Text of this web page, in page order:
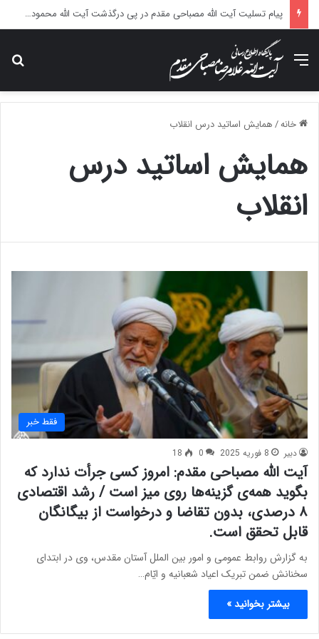
پیام تسلیت آیت الله مصباحی مقدم در پی درگذشت آیت الله محمودی گلپایگانی
منو
خانه/همایش اساتید درس انقلاب
همایش اساتید درس
انقلاب
فقط خبر
دبیر 8 فوریه 2025 0
18
آیت الله مصباحی مقدم: امروز کسی جرأت ندارد که
بگوید همه‌ی گزینه‌ها روی میز است / رشد اقتصادی
۸ درصدی، بدون تقاضا و درخواست از بیگانگان
قابل تحقق است.
به گزارش روابط عمومی و امور بین الملل آستان مقدس، وی در ابتدای
سخنانش ضمن تبریک اعیاد شعبانیه و ایّام…
بیشتر بخوانید »